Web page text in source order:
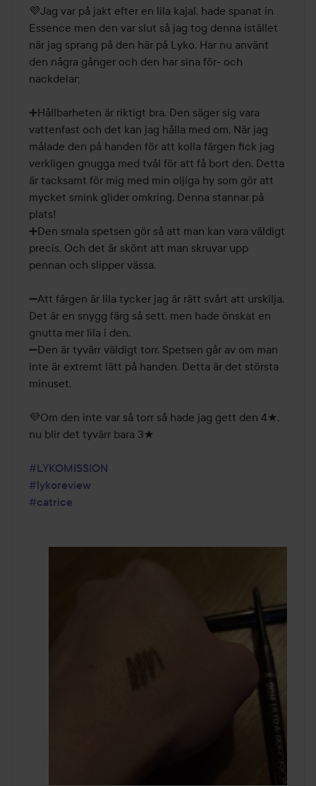
av
5
💜Jag var på jakt efter en lila kajal, hade spanat in
Essence men den var slut så jag tog denna istället
när jag sprang på den här på Lyko. Har nu använt
den några gånger och den har sina för- och
nackdelar;
➕️Hållbarheten är riktigt bra. Den säger sig vara
vattenfast och det kan jag hålla med om. När jag
målade den på handen för att kolla färgen fick jag
verkligen gnugga med tvål för att få bort den. Detta
är tacksamt för mig med min oljiga hy som gör att
mycket smink glider omkring. Denna stannar på
plats!
➕️Den smala spetsen gör så att man kan vara väldigt
precis. Och det är skönt att man skruvar upp
pennan och slipper vässa.
➖️Att färgen är lila tycker jag är rätt svårt att urskilja.
Det är en snygg färg så sett, men hade önskat en
gnutta mer lila i den.
➖️Den är tyvärr väldigt torr. Spetsen går av om man
inte är extremt lätt på handen. Detta är det största
minuset.
💜Om den inte var så torr så hade jag gett den 4★,
nu blir det tyvärr bara 3★
#LYKOMISSION
#lykoreview
#catrice